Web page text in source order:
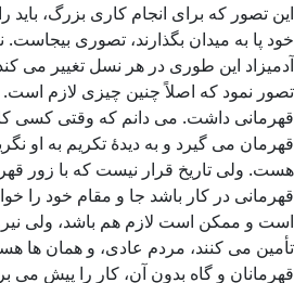
این تصور که برای انجام کاری بزرگ، باید
خود پا به میدان بگذارند، تصوری
آدمیزاد این طوری در هر نسل تغییر می
تصور نمود که اصلاً چنین چیزی لازم است.
قهرمانی داشت. می دانم که وقتی کسی
قهرمان می گیرد و به دیدۀ تکریم به او
هست. ولی تاریخ قرار نیست که با زور
قهرمانی در کار باشد جا و مقام خود را
است و ممکن است لازم هم باشد، ولی
تأمین می کنند، مردم عادی، و همان ها
قهرمانان و گاه بدون آن، کار را پیش می